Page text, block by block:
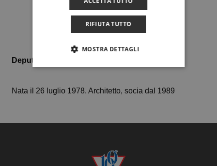
Deputato agli Impianti
Nata il 26 luglio 1978. Architetto, socia dal 1989
RIFIUTA TUTTO
MOSTRA DETTAGLI